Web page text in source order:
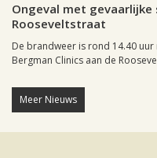
Ongeval met
Rooseveltstraat
De brandweer is rond 14.40
Bergman Clinics aan de
Meer Nieuws